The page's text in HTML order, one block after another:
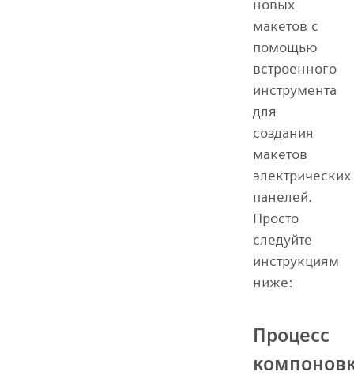
новых
макетов с
помощью
встроенного
инструмента
для
создания
макетов
электрических
панелей.
Просто
следуйте
инструкциям
ниже:
Процесс